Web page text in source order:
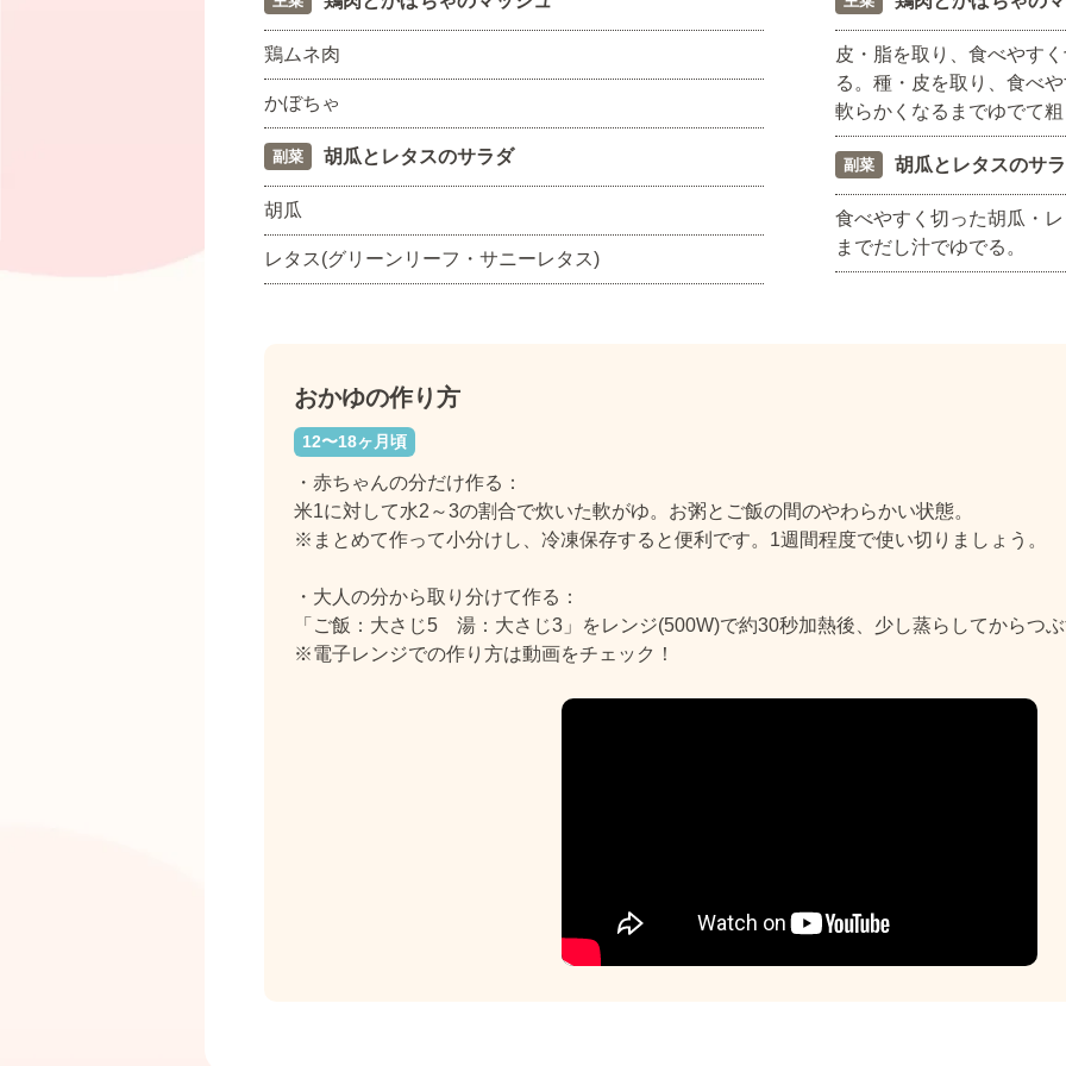
鶏ムネ肉
かぼちゃ
副菜 胡瓜とレタスのサラダ
胡瓜
レタス(グリーンリーフ・サニーレタス)
皮・脂を取り、食べやす
る。種・皮を取り、食べ
軟らかくなるまでゆでて
副菜 胡瓜とレタスのサ
食べやすく切った胡瓜・
までだし汁でゆでる。
おかゆの作り方
12〜18ヶ月頃
・赤ちゃんの分だけ作る：
米1に対して水2～3の割合で炊いた軟がゆ。お粥とご飯の間のやわらかい状態。
※まとめて作って小分けし、冷凍保存すると便利です。1週間程度で使い切りましょう。
・大人の分から取り分けて作る：
「ご飯：大さじ5 湯：大さじ3」をレンジ(500W)で約30秒加熱後、少し蒸らしてからつ
※電子レンジでの作り方は動画をチェック！